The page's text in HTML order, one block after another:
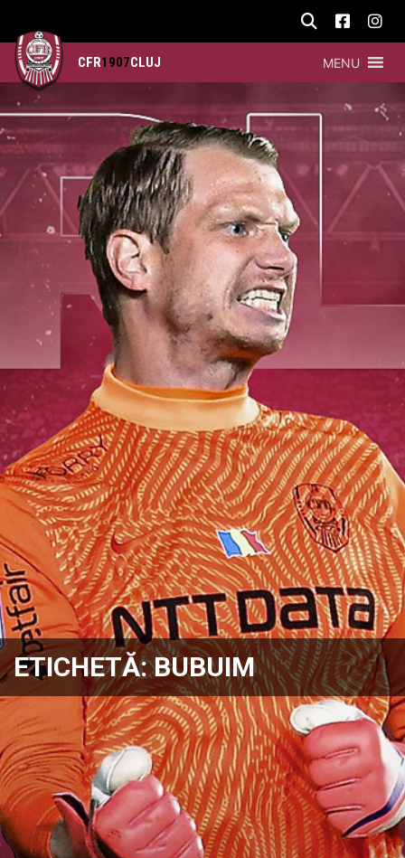
CFR1907CLUJ MENU
ETICHETĂ:BUBUIM